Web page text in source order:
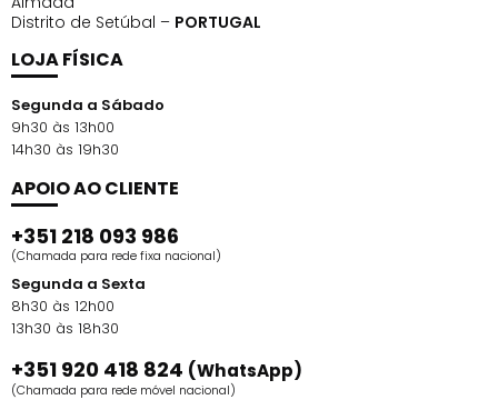
Distrito de Setúbal – PORTUGAL
LOJA FÍSICA
Segunda a Sábado
9h30 às 13h00
14h30 às 19h30
APOIO AO CLIENTE
+351 218 093 986
(Chamada para rede fixa nacional)
Segunda a Sexta
8h30 às 12h00
13h30 às 18h30
+351 920 418 824 (WhatsApp)
(Chamada para rede móvel nacional)